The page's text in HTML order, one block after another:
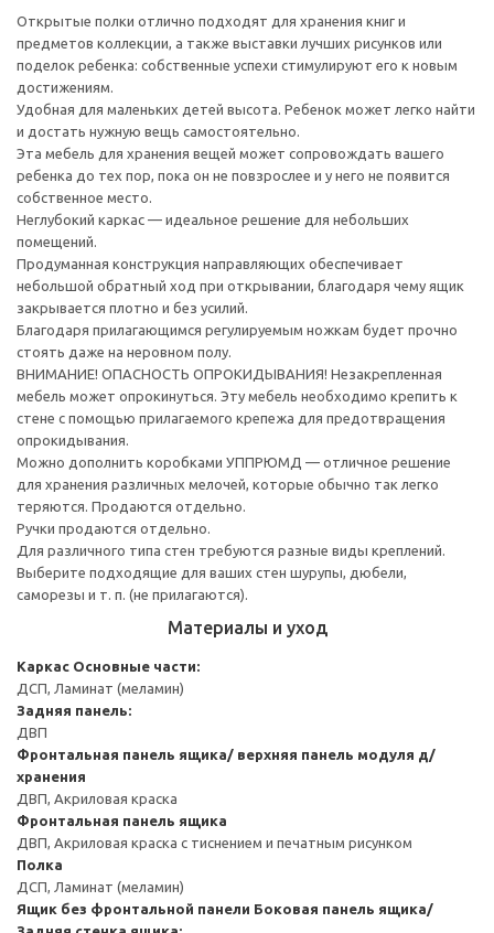
Открытые полки отлично подходят для хранения книг и
предметов коллекции, а также выставки лучших рисунков или
поделок ребенка: собственные успехи стимулируют его к новым
достижениям.
Удобная для маленьких детей высота. Ребенок может легко найти
и достать нужную вещь самостоятельно.
Эта мебель для хранения вещей может сопровождать вашего
ребенка до тех пор, пока он не повзрослее и у него не появится
собственное место.
Неглубокий каркас — идеальное решение для небольших
помещений.
Продуманная конструкция направляющих обеспечивает
небольшой обратный ход при открывании, благодаря чему ящик
закрывается плотно и без усилий.
Благодаря прилагающимся регулируемым ножкам будет прочно
стоять даже на неровном полу.
ВНИМАНИЕ! ОПАСНОСТЬ ОПРОКИДЫВАНИЯ! Незакрепленная
мебель может опрокинуться. Эту мебель необходимо крепить к
стене с помощью прилагаемого крепежа для предотвращения
опрокидывания.
Можно дополнить коробками УППРЮМД — отличное решение
для хранения различных мелочей, которые обычно так легко
теряются. Продаются отдельно.
Ручки продаются отдельно.
Для различного типа стен требуются разные виды креплений.
Выберите подходящие для ваших стен шурупы, дюбели,
саморезы и т. п. (не прилагаются).
Материалы и уход
Каркас Основные части:
ДСП, Ламинат (меламин)
Задняя панель:
ДВП
Фронтальная панель ящика/ верхняя панель модуля д/
хранения
ДВП, Акриловая краска
Фронтальная панель ящика
ДВП, Акриловая краска с тиснением и печатным рисунком
Полка
ДСП, Ламинат (меламин)
Ящик без фронтальной панели Боковая панель ящика/